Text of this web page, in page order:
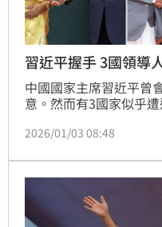
習近平握手 3國領導
中國國家主席習近平曾
意。然而有3國家似乎
Hasina）被戰爭法庭判
內瑞拉總統馬杜洛（
2026/01/03 08:48